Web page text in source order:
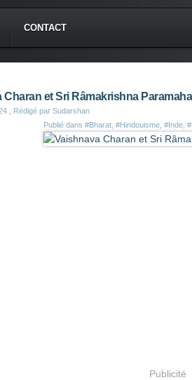
CONTACT
Charan et Sri Râmakrishna
, Rédigé par Sudarshan
Publié dans #Bharat #Hindouisme #Inde
Publicité